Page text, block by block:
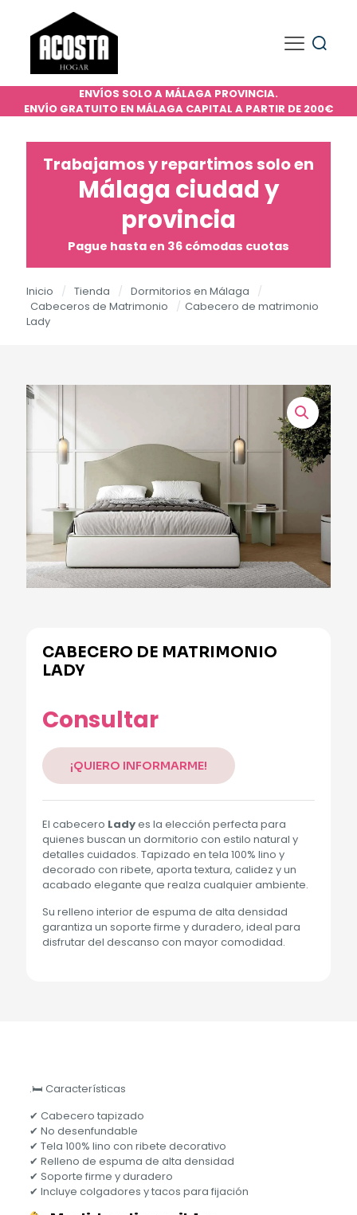
ENVÍOS SOLO A MÁLAGA PROVINCIA.
ENVÍO GRATUITO EN MÁLAGA CAPITAL A PARTIR DE 200€
Trabajamos y repartimos solo en
Málaga ciudad y
provincia
Pague hasta en 36 cómodas cuotas
Inicio / Tienda / Dormitorios en Málaga
/
Cabeceros de Matrimonio
/ Cabecero de matrimonio
Lady
CABECERO DE MATRIMONIO
LADY
Consultar
¡QUIERO INFORMARME!
El cabecero Ladyes la elección perfecta para
quienes buscan un dormitorio con estilo natural y
detalles cuidados. Tapizado en tela 100% lino y
decorado con ribete, aporta textura, calidez y un
acabado elegante que realza cualquier ambiente.
Su relleno interior de espuma de alta densidad
garantiza un soporte firme y duradero, ideal para
disfrutar del descanso con mayor comodidad.
.🛏 Características
✔ Cabecero tapizado
✔ No desenfundable
✔ Tela 100% lino con ribete decorativo
✔ Relleno de espuma de alta densidad
✔ Soporte firme y duradero
✔ Incluye colgadores y tacos para fijación